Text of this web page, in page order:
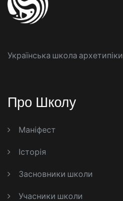
Українська школа архетипіки
Про Школу
Маніфест
Історія
Засновники школи
Учасники школи